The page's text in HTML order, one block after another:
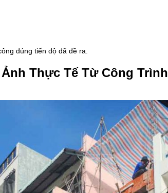
đúng tiến độ đã đề ra.
Thực Tế Từ Công Trình